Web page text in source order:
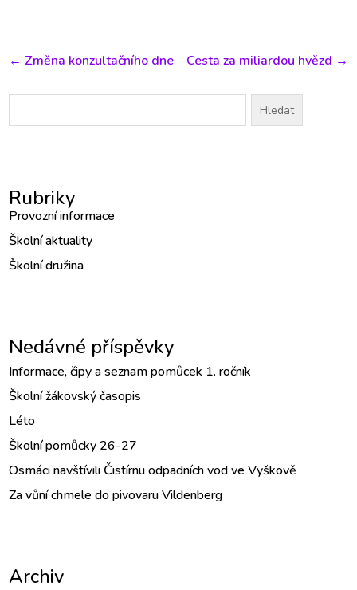
← Změna konzultačního dne Cesta za miliardou hvězd →
Vyhledávání
Rubriky
Provozní informace
Školní aktuality
Školní družina
Nedávné příspěvky
Informace, čipy a seznam pomůcek 1. ročník
Školní žákovský časopis
Léto
Školní pomůcky 26-27
Osmáci navštívili Čistírnu odpadních vod ve Vyškově
Za vůní chmele do pivovaru Vildenberg
ArchivArchiv